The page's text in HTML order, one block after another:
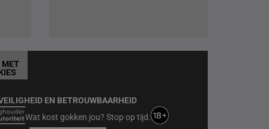
EN BETROUWBAARHEID
Wat kost gokken jou? Stop op tijd.